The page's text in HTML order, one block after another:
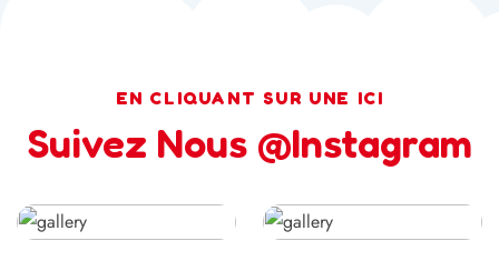
EN CLIQUANT SUR UNE ICI
Suivez Nous @Instagram